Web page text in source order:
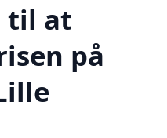
til at
på